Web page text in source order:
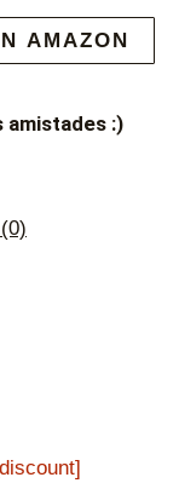
AMAZON
amistades :)